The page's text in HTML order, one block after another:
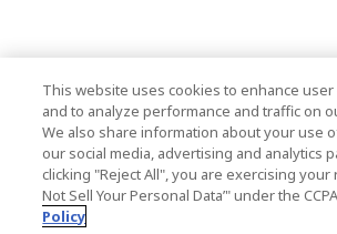
This website uses cookies to enhance
and to analyze performance and traffic on
We also share information about your use
our social media, advertising and analytics
clicking "Reject All", you are exercising your
Not Sell Your Personal Data’" under the
Policy